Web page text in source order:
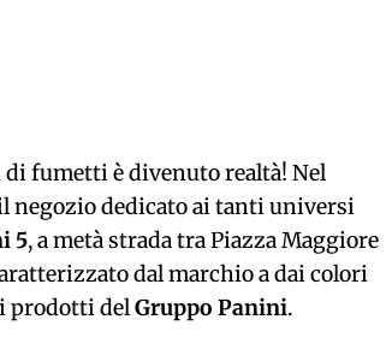
fumetti è divenuto realtà! Nel
negozio dedicato ai tanti universi
5, a metà strada tra Piazza Maggiore
dal marchio a dai colori
prodotti delGruppo Panini.